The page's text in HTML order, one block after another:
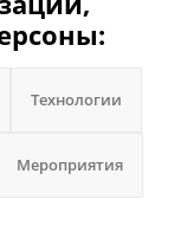
Технологии
Мероприятия